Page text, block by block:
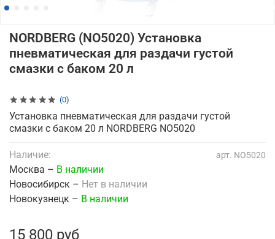
(0)
арт. NO5020
NORDBERG (NO5020) Установка
пневматическая для раздачи густой
смазки с баком 20 л
15 800 руб
Наличие:
Москва – В наличии
Новосибирск – Нет в наличии
Новокузнецк – В наличии
Установка пневматическая для раздачи густой
смазки с баком 20 л NORDBERG NO5020